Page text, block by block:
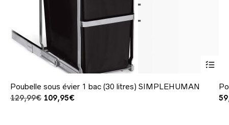
Capacité : 30 litres (3 x 10 litres)
Couleur : Gris
ASIN ‏ : ‎ B0B3DSXB6W
Référence constructeur ‏ : ‎ 1000021386
Poubelle sous évier 1 bac (30 litres) SIMPLEHUMAN
129,99€ Le
109,95€Le